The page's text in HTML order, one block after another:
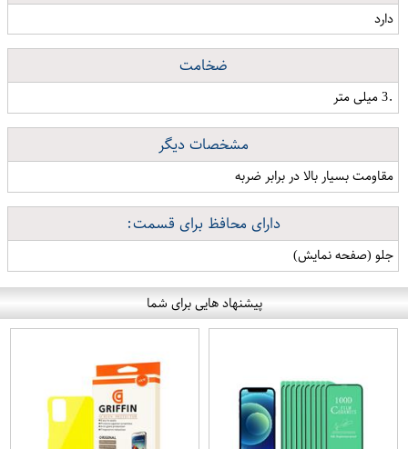
دارد
ضخامت
.3 میلی متر
مشخصات دیگر
مقاومت بسیار بالا در برابر ضربه
دارای محافظ برای قسمت:
جلو (صفحه نمایش)
پیشنهاد هایی برای شما